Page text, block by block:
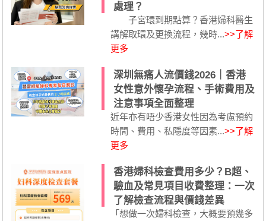
處理？
子宮環到期點算？香港婦科醫生
講解取環及更換流程，幾時...>>了解
更多
深圳無痛人流價錢2026｜香港
女性意外懷孕流程、手術費用及
注意事項全面整理
近年亦有唔少香港女性因為考慮預約
時間、費用、私隱度等因素...>>了解
更多
香港婦科檢查費用多少？B超、
驗血及常見項目收費整理：一次
了解檢查流程與價錢差異
「想做一次婦科檢查，大概要預幾多